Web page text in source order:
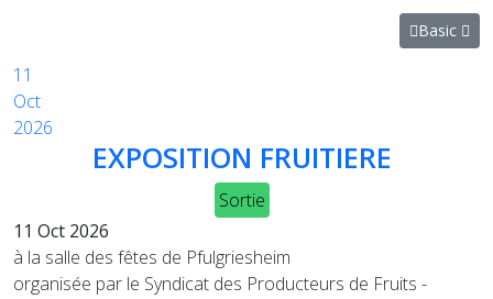
Basic
11
Oct
2026
EXPOSITION FRUITIERE
Sortie
11 Oct 2026
à la salle des fêtes de Pfulgriesheim
organisée par le Syndicat des Producteurs de Fruits -